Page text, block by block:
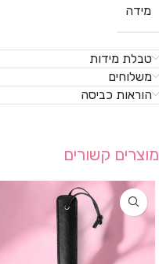
מידה
טבלת מידות
משלוחים
הוראות כביסה
מוצרים קשורים